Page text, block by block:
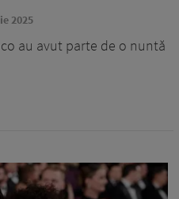
2025
au avut parte de o nuntă